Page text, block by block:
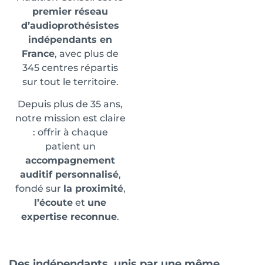
premier réseau
d’audioprothésistes
indépendants en
France, avec plus de
345 centres répartis
sur tout le territoire.
Depuis plus de 35 ans,
notre mission est claire
: offrir à chaque
patient un
accompagnement
auditif personnalisé,
fondé sur la proximité,
l’écoute et une
expertise reconnue.